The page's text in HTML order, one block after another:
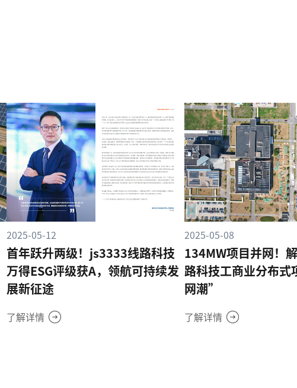
2025-05-12
首年跃升两级！js3333线路科技
万得ESG评级获A，领航可持续发
展新征途
了解详情
2025-05-08
134MW项目并网！
路科技工商业分布
网潮”
了解详情